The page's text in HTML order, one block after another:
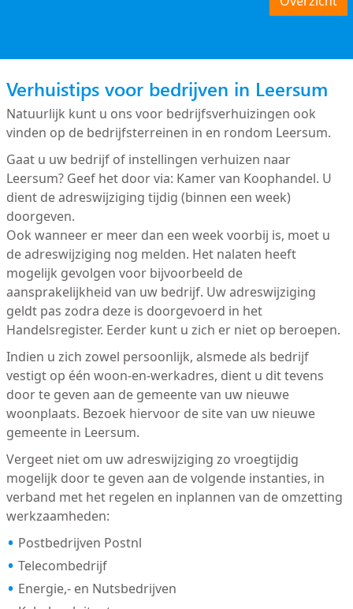
Verhuistips voor bedrijven in Leersum
Natuurlijk kunt u ons voor bedrijfsverhuizingen ook
vinden op de bedrijfsterreinen in en rondom Leersum.
Gaat u uw bedrijf of instellingen verhuizen naar
Leersum? Geef het door via: Kamer van Koophandel. U
dient de adreswijziging tijdig (binnen een week)
doorgeven.
Ook wanneer er meer dan een week voorbij is, moet u
de adreswijziging nog melden. Het nalaten heeft
mogelijk gevolgen voor bijvoorbeeld de
aansprakelijkheid van uw bedrijf. Uw adreswijziging
geldt pas zodra deze is doorgevoerd in het
Handelsregister. Eerder kunt u zich er niet op beroepen.
Indien u zich zowel persoonlijk, alsmede als bedrijf
vestigt op één woon-en-werkadres, dient u dit tevens
door te geven aan de gemeente van uw nieuwe
woonplaats. Bezoek hiervoor de site van uw nieuwe
gemeente in Leersum.
Vergeet niet om uw adreswijziging zo vroegtijdig
mogelijk door te geven aan de volgende instanties, in
verband met het regelen en inplannen van de omzetting
werkzaamheden:
Postbedrijven Postnl
Telecombedrijf
Energie,- en Nutsbedrijven